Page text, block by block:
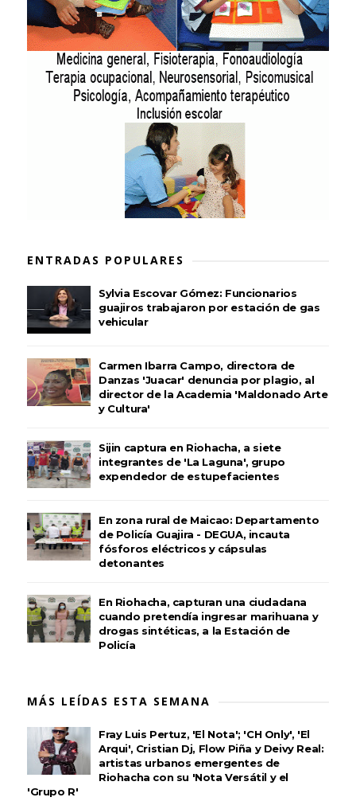
ENTRADAS POPULARES
Sylvia Escovar Gómez: Funcionarios
guajiros trabajaron por estación de gas
vehicular
Carmen Ibarra Campo, directora de
Danzas 'Juacar' denuncia por plagio, al
director de la Academia 'Maldonado Arte
y Cultura'
Sijin captura en Riohacha, a siete
integrantes de 'La Laguna', grupo
expendedor de estupefacientes
En zona rural de Maicao: Departamento
de Policía Guajira - DEGUA, incauta
fósforos eléctricos y cápsulas
detonantes
En Riohacha, capturan una ciudadana
cuando pretendía ingresar marihuana y
drogas sintéticas, a la Estación de
Policía
MÁS LEÍDAS ESTA SEMANA
Fray Luis Pertuz, 'El Nota'; 'CH Only', 'El
Arqui', Cristian Dj, Flow Piña y Deivy Real:
artistas urbanos emergentes de
Riohacha con su 'Nota Versátil y el
'Grupo R'